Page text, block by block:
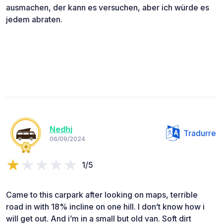
ausmachen, der kann es versuchen, aber ich würde es
jedem abraten.
Nedhj
06/09/2024
Tradurre
1/5
Came to this carpark after looking on maps, terrible
road in with 18% incline on one hill. I don’t know how i
will get out. And i’m in a small but old van. Soft dirt